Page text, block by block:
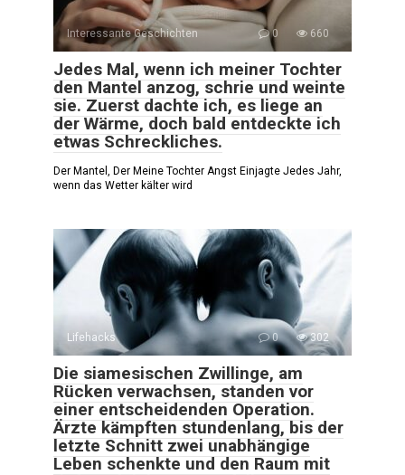
Interessante Geschichten 0 660
Jedes Mal, wenn ich meiner Tochter
den Mantel anzog, schrie und weinte
sie. Zuerst dachte ich, es liege an
der Wärme, doch bald entdeckte ich
etwas Schreckliches.
Der Mantel, Der Meine Tochter Angst Einjagte Jedes Jahr,
wenn das Wetter kälter wird
Lifehacks 0 302
Die siamesischen Zwillinge, am
Rücken verwachsen, standen vor
einer entscheidenden Operation.
Ärzte kämpften stundenlang, bis der
letzte Schnitt zwei unabhängige
Leben schenkte und den Raum mit